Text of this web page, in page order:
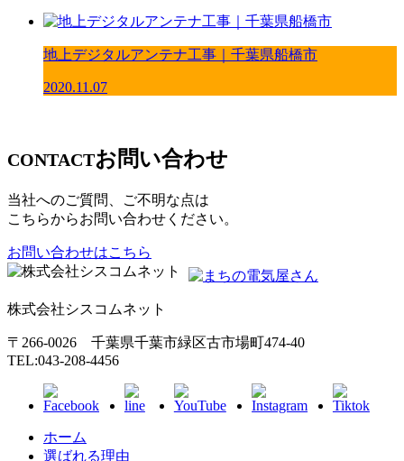
地上デジタルアンテナ工事｜千葉県船橋市
2020.11.07
CONTACTお問い合わせ
当社へのご質問、ご不明な点は
こちらからお問い合わせください。
お問い合わせはこちら
株式会社シスコムネット
〒266-0026 千葉県千葉市緑区古市場町474-40
TEL:043-208-4456
ホーム
選ばれる理由